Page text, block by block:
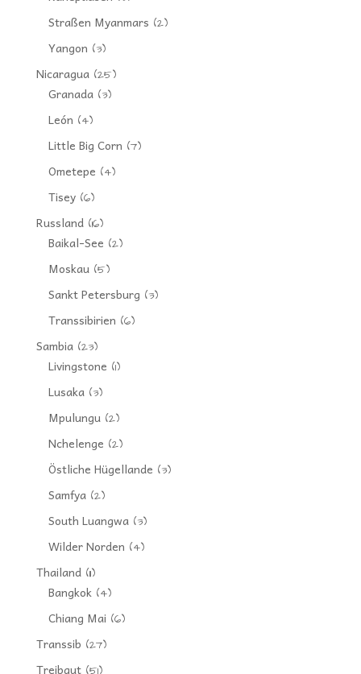
Straßen Myanmars (2)
Yangon (3)
Nicaragua(25)
Granada(3)
León (4)
Little Big Corn (7)
Ometepe (4)
Tisey(6)
Russland(16)
Baikal-See (2)
Moskau(5)
Sankt Petersburg (3)
Transsibirien (6)
Sambia(23)
Livingstone (1)
Lusaka(3)
Mpulungu(2)
Nchelenge (2)
Östliche Hügellande (3)
Samfya(2)
South Luangwa(3)
Wilder Norden (4)
Thailand(11)
Bangkok(4)
Chiang Mai (6)
Transsib (27)
Treibgut(51)